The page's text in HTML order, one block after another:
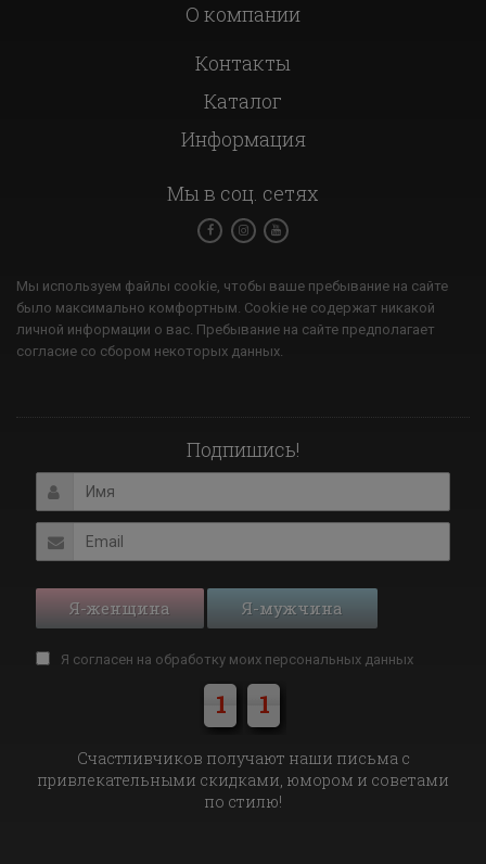
О компании
Контакты
Каталог
Информация
Мы в соц. сетях
Мы используем файлы cookie, чтобы ваше пребывание на сайте
было максимально комфортным. Cookie не содержат никакой
личной информации о вас. Пребывание на сайте предполагает
согласие со сбором некоторых данных.
Подпишись!
Я-женщина Я-мужчина
Я согласен на обработку моих персональных данных
1 1
Cчастливчиков получают наши письма с
привлекательными скидками, юмором и советами
по стилю!